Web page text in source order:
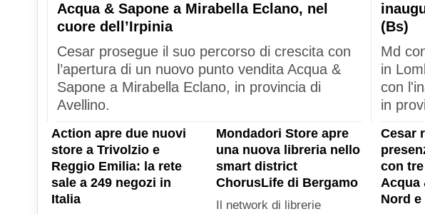
Acqua & Sapone a Mirabella Eclano, nel
cuore dell’Irpinia
Cesar prosegue il suo percorso di crescita con
l’apertura di un nuovo punto vendita Acqua &
Sapone a Mirabella Eclano, in provincia di
Avellino.
(Bs)
Md
in
con
in
Action apre due nuovi
store a Trivolzio e
Reggio Emilia: la rete
sale a 249 negozi in
Italia
Mondadori Store apre
una nuova libreria nello
smart district
ChorusLife di Bergamo
Il network di librerie
Cesar
con
Acqua
Nord e